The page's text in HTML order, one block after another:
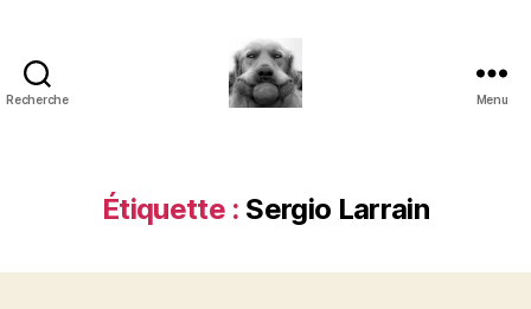
Recherche
paradoxe
en
Menu
Étiquette : Sergio Larrain